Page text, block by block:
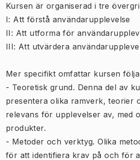
Kursen är organiserad i tre
I: Att förstå användarupplevelse
II: Att utforma för
III: Att utvärdera
Mer specifikt omfattar kursen
- Teoretisk grund. Denna del av
presentera olika ramverk, teorier
relevans för upplevelser av, med
produkter.
- Metoder och verktyg. Olika
för att identifiera krav på och för